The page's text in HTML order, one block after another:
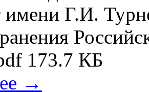
имени Г.И.
173.7 КБ
→